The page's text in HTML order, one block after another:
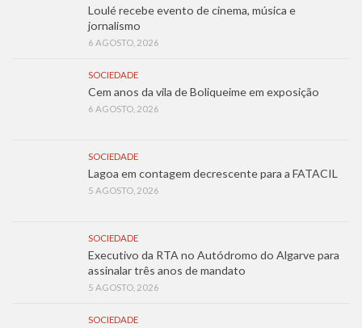
Loulé recebe evento de cinema, música e
jornalismo
6 AGOSTO, 2026
SOCIEDADE
Cem anos da vila de Boliqueime em exposição
6 AGOSTO, 2026
SOCIEDADE
Lagoa em contagem decrescente para a FATACIL
5 AGOSTO, 2026
SOCIEDADE
Executivo da RTA no Autódromo do Algarve para
assinalar três anos de mandato
5 AGOSTO, 2026
SOCIEDADE